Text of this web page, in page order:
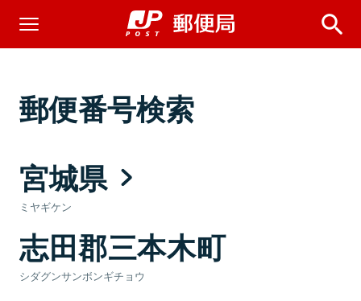
郵便番号検索
宮城県
ミヤギケン
志田郡三本木町
シダグンサンボンギチョウ